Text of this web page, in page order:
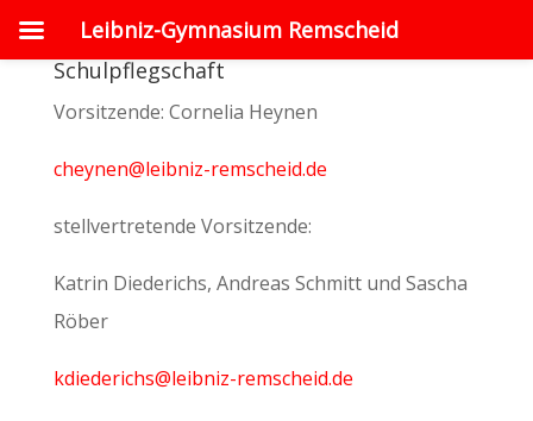
Schulpflegschaft
Vorsitzende: Cornelia Heynen
cheynen@leibniz-remscheid.de
stellvertretende Vorsitzende:
Katrin Diederichs, Andreas Schmitt und Sascha
Röber
kdiederichs@leibniz-remscheid.de
Leibniz-Gymnasium Remscheid